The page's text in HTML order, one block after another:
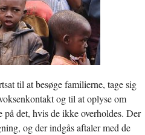
til at besøge familierne, tage sig
og til at oplyse om
på det, hvis de ikke overholdes. Der
og der indgås aftaler med de